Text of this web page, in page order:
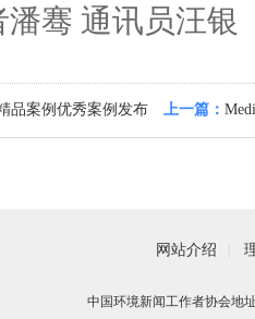
骞 通讯员汪银
品案例优秀案例发布 上一篇：
网站介绍
中国环境新闻工作者协会地